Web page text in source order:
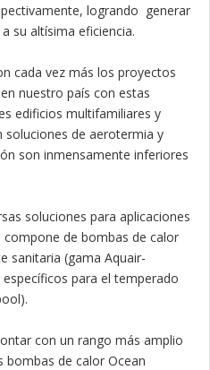
logrando generar
su altísima eficiencia.
cada vez más los proyectos
nuestro país con estas
edificios multifamiliares y
soluciones de aerotermia y
son inmensamente inferiores
soluciones para aplicaciones
compone de bombas de calor
sanitaria (gama Aquair-
para el temperado
con un rango más amplio
bombas de calor Ocean